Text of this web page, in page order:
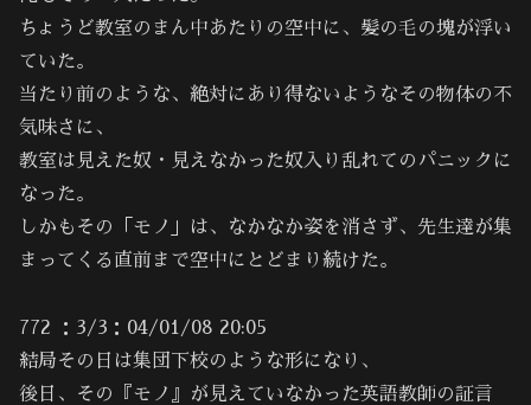
ちょうど教室のまん中あたりの空中に、髪の毛の塊が浮い
ていた。
当たり前のような、絶対にあり得ないようなその物体の不
気味さに、
教室は見えた奴・見えなかった奴入り乱れてのパニックに
なった。
しかもその「モノ」は、なかなか姿を消さず、先生達が集
まってくる直前まで空中にとどまり続けた。
772 ：3/3：04/01/08 20:05
結局その日は集団下校のような形になり、
後日、その『モノ』が見えていなかった英語教師の証言